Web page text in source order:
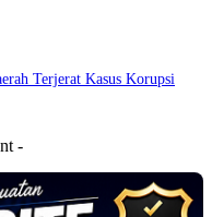
Terjerat Kasus Korupsi
-